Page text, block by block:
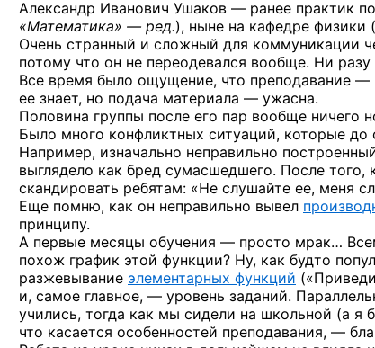
Александр Иванович Ушаков — ранее практик
«Математика» — ред.), ныне на кафедре физики
Очень странный и сложный для коммуникации
потому что он не переодевался вообще. Ни разу
Все время было ощущение, что преподавание
ее знает, но подача материала — ужасна.
Половина группы после его пар вообще ничего
Было много конфликтных ситуаций, которые до
Например, изначально неправильно
выглядело как бред сумасшедшего. После того,
скандировать ребятам: «Не слушайте ее, меня
Еще помню, как он неправильно вывел
принципу.
А первые месяцы обучения — просто мрак…
похож график этой функции? Ну, как будто
разжевывание элементарных функций
и, самое главное, — уровень заданий.
учились, тогда как мы сидели на школьной (а
что касается особенностей преподавания, —